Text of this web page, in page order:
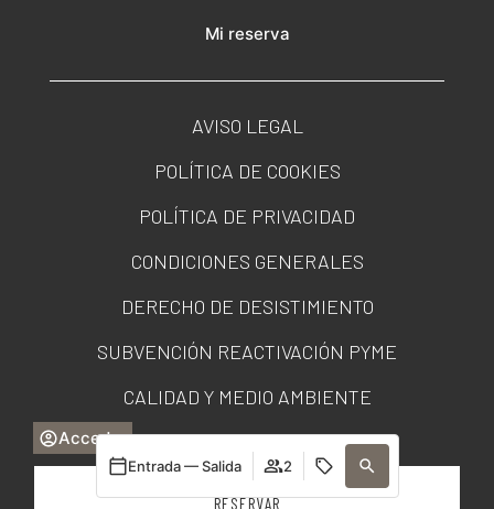
Acceder
RESERVAR
Entrada — Salida 2
Mi reserva
AVISO LEGAL
POLÍTICA DE COOKIES
POLÍTICA DE PRIVACIDAD
CONDICIONES GENERALES
DERECHO DE DESISTIMIENTO
SUBVENCIÓN REACTIVACIÓN PYME
CALIDAD Y MEDIO AMBIENTE
PORTAL DE TRANSPARENCIA